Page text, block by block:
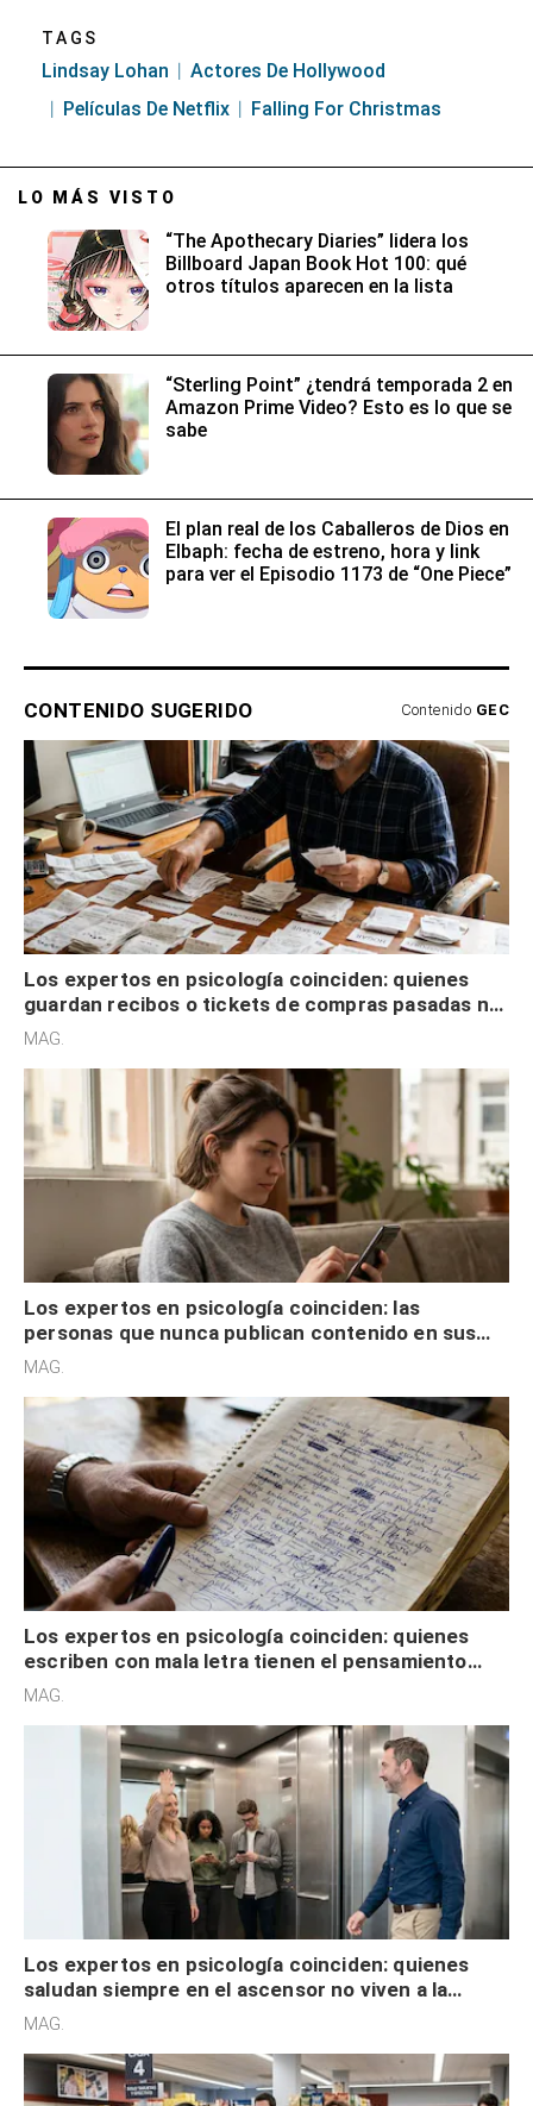
TAGS
Lindsay Lohan
Actores De Hollywood
Películas De Netflix
Falling For Christmas
LO MÁS VISTO
“The Apothecary Diaries” lidera los
Billboard Japan Book Hot 100: qué
otros títulos aparecen en la lista
“Sterling Point” ¿tendrá temporada 2 en
Amazon Prime Video? Esto es lo que se
sabe
El plan real de los Caballeros de Dios en
Elbaph: fecha de estreno, hora y link
para ver el Episodio 1173 de “One Piece”
CONTENIDO SUGERIDO Contenido GEC
Los expertos en psicología coinciden: quienes
guardan recibos o tickets de compras pasadas no
son acumuladores, sino que tienen necesidad de
MAG.
Los expertos en psicología coinciden: las
personas que nunca publican contenido en sus
redes sociales no pretenden buscar validación
MAG.
Los expertos en psicología coinciden: quienes
escriben con mala letra tienen el pensamiento
acelerado y no lo hacen por desinterés
MAG.
Los expertos en psicología coinciden: quienes
saludan siempre en el ascensor no viven a la
defensiva y tienen apertura social
MAG.